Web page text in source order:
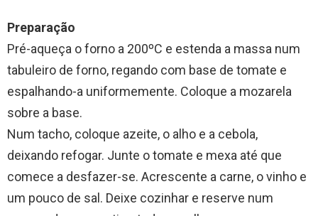
Preparação
Pré-aqueça o forno a 200ºC e estenda a massa num
tabuleiro de forno, regando com base de tomate e
espalhando-a uniformemente. Coloque a mozarela
sobre a base.
Num tacho, coloque azeite, o alho e a cebola,
deixando refogar. Junte o tomate e mexa até que
comece a desfazer-se. Acrescente a carne, o vinho e
um pouco de sal. Deixe cozinhar e reserve num